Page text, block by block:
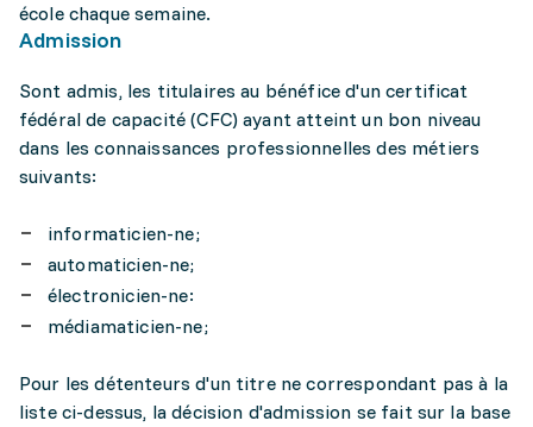
école chaque semaine.
Admission
Sont admis, les titulaires au bénéfice d'un certificat
fédéral de capacité (CFC) ayant atteint un bon niveau
dans les connaissances professionnelles des métiers
suivants:
informaticien-ne;
automaticien-ne;
électronicien-ne:
médiamaticien-ne;
Pour les détenteurs d'un titre ne correspondant pas à la
liste ci-dessus, la décision d'admission se fait sur la base